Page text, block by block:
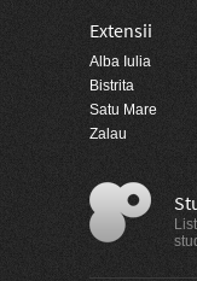
Extensii
Alba Iulia
Bistrita
Satu Mare
Zalau